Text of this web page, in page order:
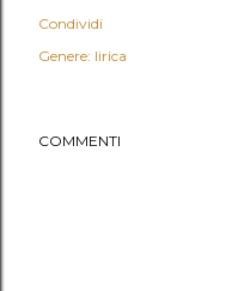
Condividi
Genere: lirica
COMMENTI